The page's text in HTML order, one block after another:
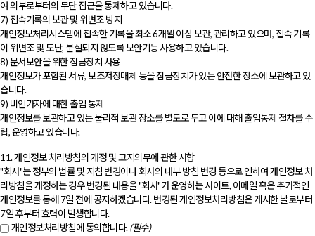
여 외부로부터의 무단 접근을 통제하고 있습니다.
7) 접속기록의 보관 및 위변조 방지
개인정보처리시스템에 접속한 기록을 최소 6개월 이상 보관, 관리하고 있으며, 접속 기록
이 위변조 및 도난, 분실되지 않도록 보안기능 사용하고 있습니다.
8) 문서보안을 위한 잠금장치 사용
개인정보가 포함된 서류, 보조저장매체 등을 잠금장치가 있는 안전한 장소에 보관하고 있
습니다.
9) 비인가자에 대한 출입 통제
개인정보를 보관하고 있는 물리적 보관 장소를 별도로 두고 이에 대해 출입통제 절차를 수
립, 운영하고 있습니다.
11. 개인정보 처리방침의 개정 및 고지의무에 관한 사항
"회사"는 정부의 법률 및 지침 변경이나 회사의 내부 방침 변경 등으로 인하여 개인정보 처
리방침을 개정하는 경우 변경된 내용을 "회사"가 운영하는 사이트, 이메일 혹은 추가적인
개인정보를 통해 7일 전에 공지하겠습니다. 변경된 개인정보처리방침은 게시한 날로부터
7일 후부터 효력이 발생합니다.
개인정보처리방침에 동의합니다. (필수)